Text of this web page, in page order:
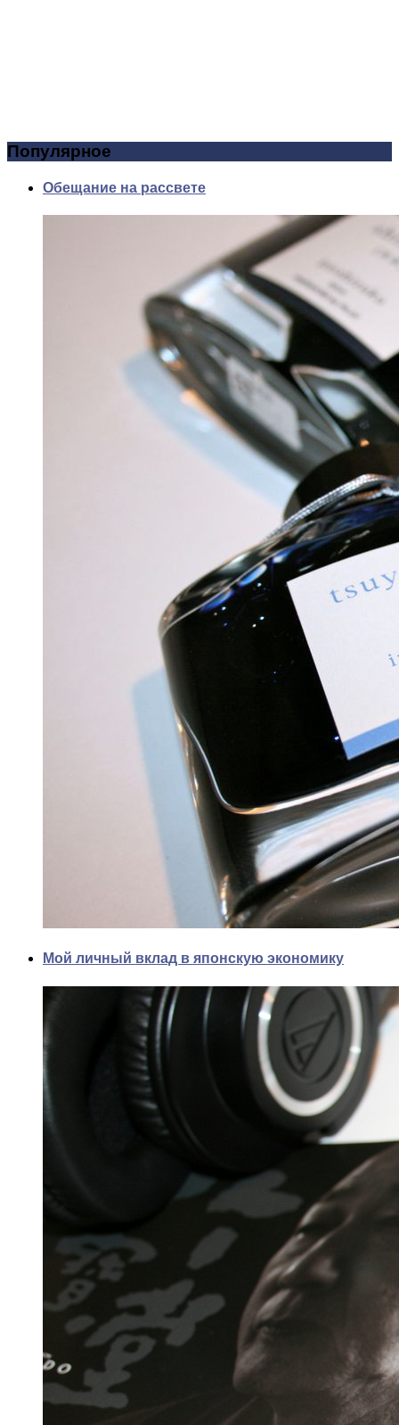
Популярное
Обещание на рассвете
Мой личный вклад в японскую экономику